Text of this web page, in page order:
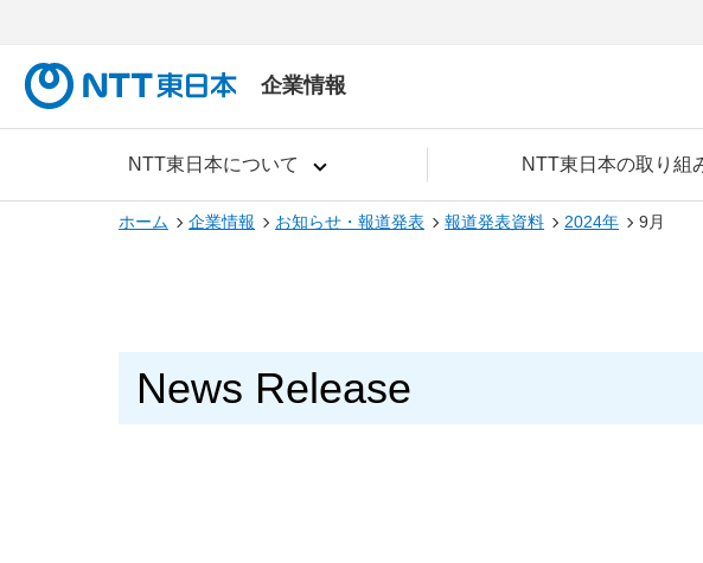
企業情報
NTT東日本について NTT東日本の取り組
ホーム 企業情報 お知らせ・報道発表 報道発表資料 2024年 9月
News Release